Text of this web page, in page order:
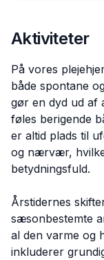
Aktiviteter
På vores
både spontane
gør en dyd ud af
føles berigende
er altid plads til
og nærvær,
betydningsfuld.
Årstidernes
sæsonbestemte
al den varme og
inkluderer